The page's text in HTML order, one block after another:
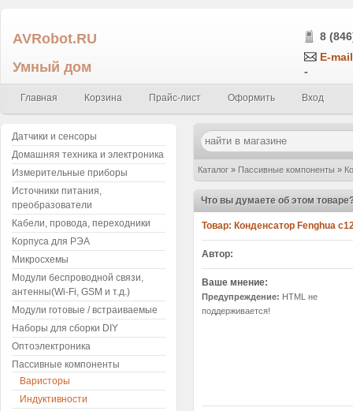
AVRobot.RU
Умный дом
8
E-
-
Главная Корзина Прайс-лист Оформить Вход
Каталог » Пассивные компоненты »
Что вы думаете об этом
Товар:
Автор:
Ваше мнение:
Предупреждение: HTML не
поддерживается!
Датчики и сенсоры
Домашняя техника и электроника
Измерительные приборы
Источники питания,
преобразователи
Кабели, провода, переходники
Корпуса для РЭА
Микросхемы
Модули беспроводной связи,
антенны(Wi-Fi, GSM и т.д.)
Модули готовые / встраиваемые
Наборы для сборки DIY
Оптоэлектроника
Пассивные компоненты
Варисторы
Индуктивности